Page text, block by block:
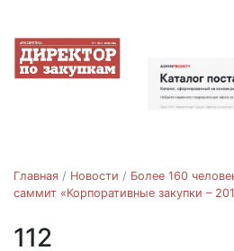
Главная / Новости / Более 160
саммит «Корпоративные закупки –
112